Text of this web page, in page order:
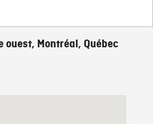
ouest, Montréal, Québec